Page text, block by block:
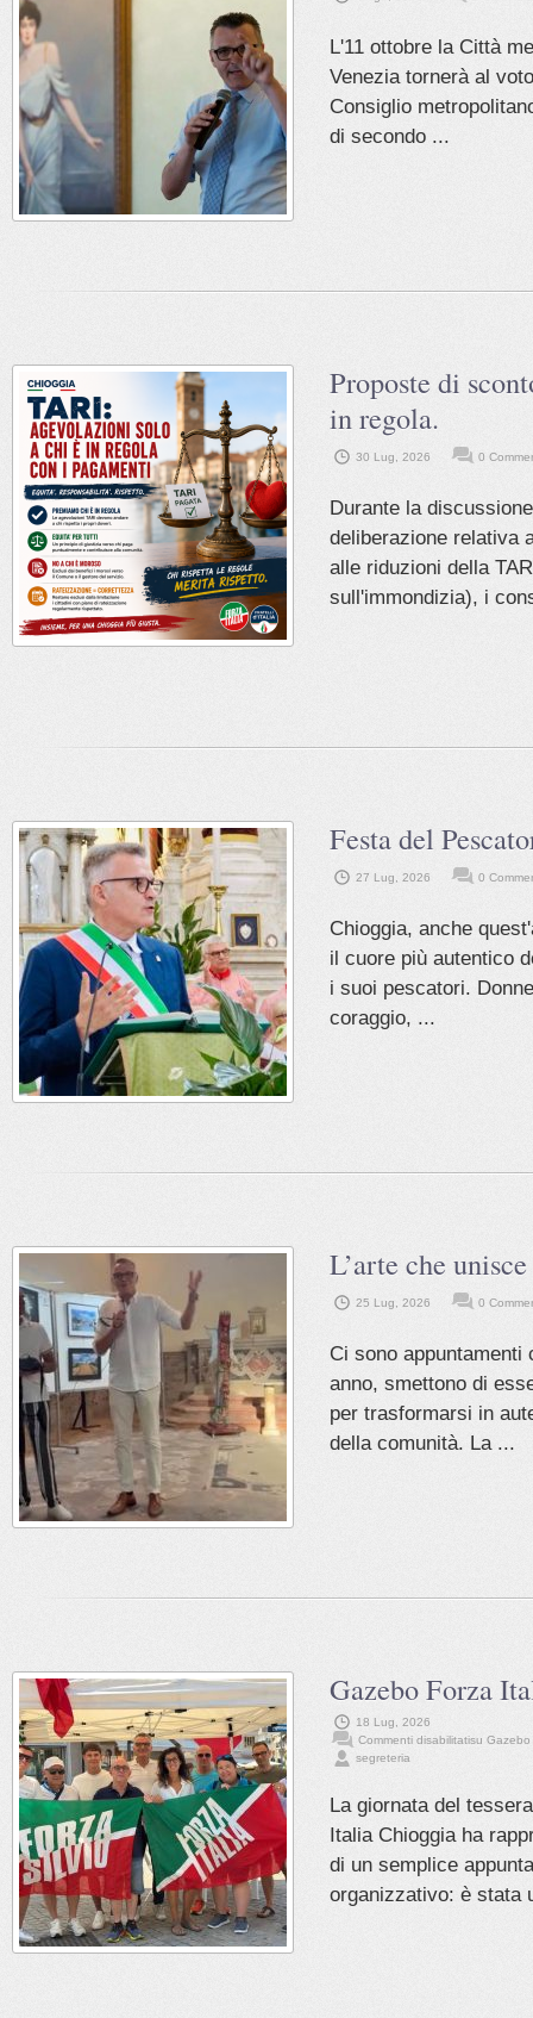
L'11 ottobre la Città
Venezia tornerà al
Consiglio
di secondo ...
Proposte di
in regola.
30 Lug, 2026 0
Durante la
deliberazione relativa
alle riduzioni della
sull'immondizia), i
Festa del
27 Lug, 2026 0
Chioggia, anche
il cuore più autentico
i suoi pescatori.
coraggio, ...
L’arte che
25 Lug, 2026 0
Ci sono appuntamenti
anno, smettono di
per trasformarsi in
della comunità. La ...
Gazebo Forza
18 Lug, 2026
Commenti disabilitatisu Gazebo
segreteria
La giornata del
Italia Chioggia ha
di un semplice
organizzativo: è stata